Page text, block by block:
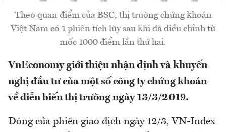
Theo quan điểm của BSC, thị trường chứng khoán
Việt Nam có 1 phiên tích lũy sau khi đã điều chỉnh từ
mốc 1000 điểm lần thứ hai.
VnEconomy giới thiệu nhận định và khuyến
nghị đầu tư của một số công ty chứng khoán
về diễn biến thị trường ngày 13/3/2019.
Đóng cửa phiên giao dịch ngày 12/3, VN-Index